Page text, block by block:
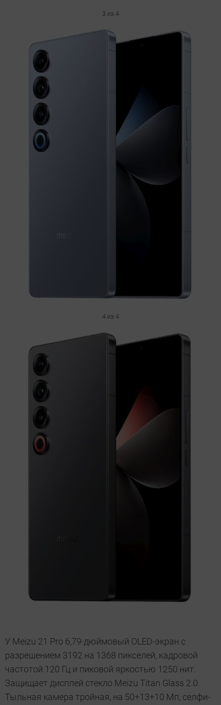
3 из 4
4 из 4
У Meizu 21 Pro 6,79-дюймовый OLED-экран с
разрешением 3192 на 1368 пикселей, кадровой
частотой 120 Гц и пиковой яркостью 1250 нит.
Защищает дисплей стекло Meizu Titan Glass 2.0.
Тыльная камера тройная, на 50+13+10 Мп, селфи-